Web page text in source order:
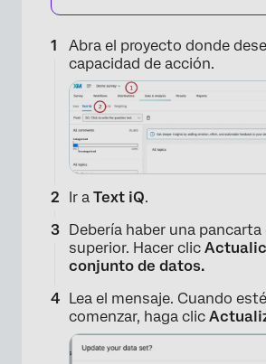
Abra el proyecto donde
capacidad de acción.
Ir a Text iQ.
Debería haber una pancarta
superior. Hacer clic
conjunto de datos.
Lea el mensaje. Cuando
comenzar, haga clic